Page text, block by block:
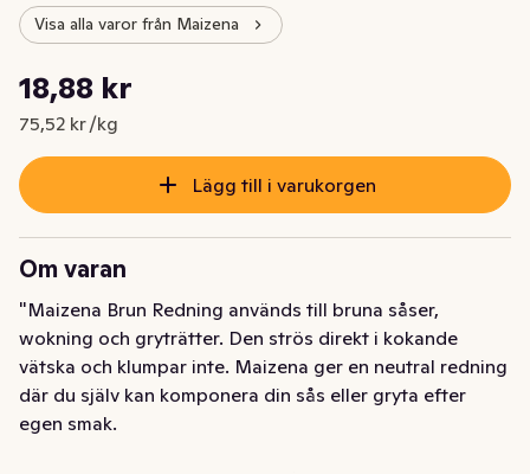
Visa alla varor från Maizena
Nuvarande pris är: 18,88 kr
18,88 kr
75,52 kr /kg
Styckpris: 75,52 kr /kg
Lägg till i varukorgen
Om varan
"Maizena Brun Redning används till bruna såser,
wokning och gryträtter. Den strös direkt i kokande
vätska och klumpar inte. Maizena ger en neutral redning
där du själv kan komponera din sås eller gryta efter
egen smak.